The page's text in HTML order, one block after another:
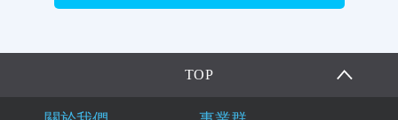
TOP